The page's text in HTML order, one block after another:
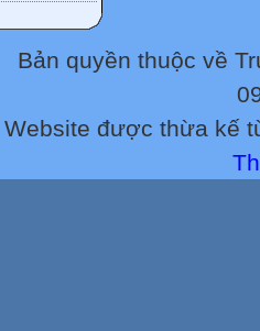
Bản quyền thuộc về
Website được thừa kế